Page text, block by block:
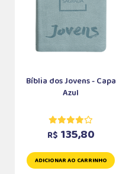
Bíblia dos Jovens - Capa
Azul
R$ 135,80
ADICIONAR AO CARRINHO